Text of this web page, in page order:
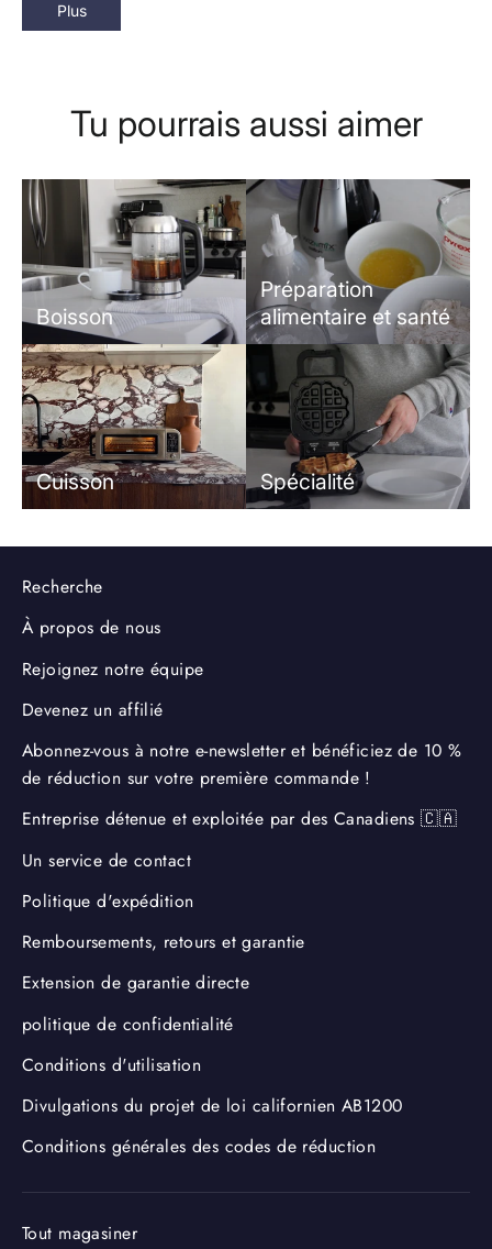
Plus
Tu pourrais aussi aimer
Boisson
Préparation
alimentaire et santé
Cuisson Spécialité
Recherche
À propos de nous
Rejoignez notre équipe
Devenez un affilié
Abonnez-vous à notre e-newsletter et bénéficiez de 10 %
de réduction sur votre première commande !
Entreprise détenue et exploitée par des Canadiens 🇨🇦
Un service de contact
Politique d'expédition
Remboursements, retours et garantie
Extension de garantie directe
politique de confidentialité
Conditions d'utilisation
Divulgations du projet de loi californien AB1200
Conditions générales des codes de réduction
Tout magasiner